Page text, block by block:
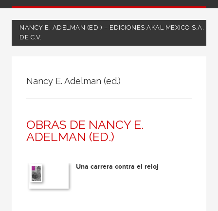
NANCY E. ADELMAN (ED.) – EDICIONES AKAL MÉXICO S.A.
DE C.V.
Ilustrador
Ilustradora
Nancy E. Adelman (ed.)
OBRAS DE NANCY E.
ADELMAN (ED.)
Una carrera contra el reloj